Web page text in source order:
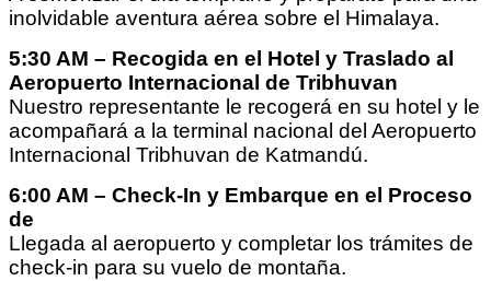
inolvidable aventura aérea sobre el Himalaya.
5:30 AM – Recogida en el Hotel y Traslado al
Aeropuerto Internacional de Tribhuvan
Nuestro representante le recogerá en su hotel y le
acompañará a la terminal nacional del Aeropuerto
Internacional Tribhuvan de Katmandú.
6:00 AM – Check-In y Embarque en el Proceso
de
Llegada al aeropuerto y completar los trámites de
check-in para su vuelo de montaña.